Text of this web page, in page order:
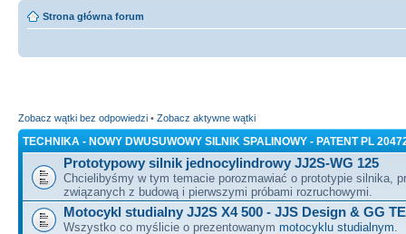
Strona główna forum
Zobacz wątki bez odpowiedzi • Zobacz aktywne wątki
TECHNIKA - NOWY DWUSUWOWY SILNIK SPALINOWY - PATENT PL
Prototypowy silnik jednocylindrowy JJ2S-WG 125
Chcielibyśmy w tym temacie porozmawiać o prototypie silnika,
związanych z budową i pierwszymi próbami rozruchowymi.
Motocykl studialny JJ2S X4 500 - JJS Design & GG
Wszystko co myślicie o prezentowanym motocyklu studialnym